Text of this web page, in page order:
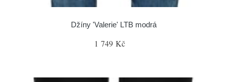
Džíny 'Valerie' LTB modrá
1 749 Kč